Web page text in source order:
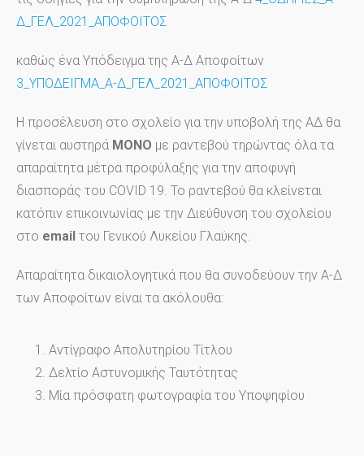
Δ_ΓΕΛ_2021_ΑΠΟΦΟΙΤΟΣ
καθώς ένα Υπόδειγμα της Α-Δ Αποφοίτων
3_ΥΠΟΔΕΙΓΜΑ_Α-Δ_ΓΕΛ_2021_ΑΠΟΦΟΙΤΟΣ
Η προσέλευση στο σχολείο για την υποβολή της ΑΔ θα
γίνεται αυστηρά ΜΟΝΟ με ραντεβού τηρώντας όλα τα
απαραίτητα μέτρα προφύλαξης για την αποφυγή
διασποράς του COVID 19. Το ραντεβού θα κλείνεται
κατόπιν επικοινωνίας με την Διεύθυνση του σχολείου
στο email του Γενικού Λυκείου Γλαύκης.
Απαραίτητα δικαιολογητικά που θα συνοδεύουν την Α-Δ
των Αποφοίτων είναι τα ακόλουθα:
Αντίγραφο Απολυτηρίου Τίτλου
Δελτίο Αστυνομικής Ταυτότητας
Μία πρόσφατη φωτογραφία του Υποψηφίου